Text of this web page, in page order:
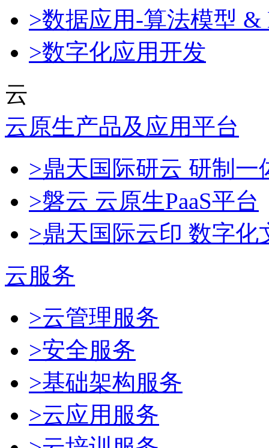
>数据应用-算法模型 &
>数字化应用开发
云
云原生产品及应用平台
>鼎天国际研云 研制
>磐云 云原生PaaS平台
>鼎天国际云印 数字化
云服务
>云管理服务
>安全服务
>基础架构服务
>云应用服务